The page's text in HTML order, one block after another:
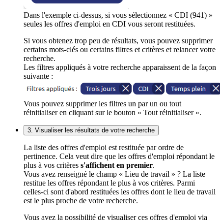
Dans l'exemple ci-dessus, si vous sélectionnez « CDI (941) »
seules les offres d'emploi en CDI vous seront restituées.
Si vous obtenez trop peu de résultats, vous pouvez supprimer
certains mots-clés ou certains filtres et critères et relancer votre
recherche.
Les filtres appliqués à votre recherche apparaissent de la façon
suivante :
Vous pouvez supprimer les filtres un par un ou tout
réinitialiser en cliquant sur le bouton « Tout réinitialiser ».
3. Visualiser les résultats de votre recherche
La liste des offres d'emploi est restituée par ordre de
pertinence. Cela veut dire que les offres d'emploi répondant le
plus à vos critères s'affichent en premier.
Vous avez renseigné le champ « Lieu de travail » ? La liste
restitue les offres répondant le plus à vos critères. Parmi
celles-ci sont d'abord restituées les offres dont le lieu de travail
est le plus proche de votre recherche.
Vous avez la possibilité de visualiser ces offres d'emploi via